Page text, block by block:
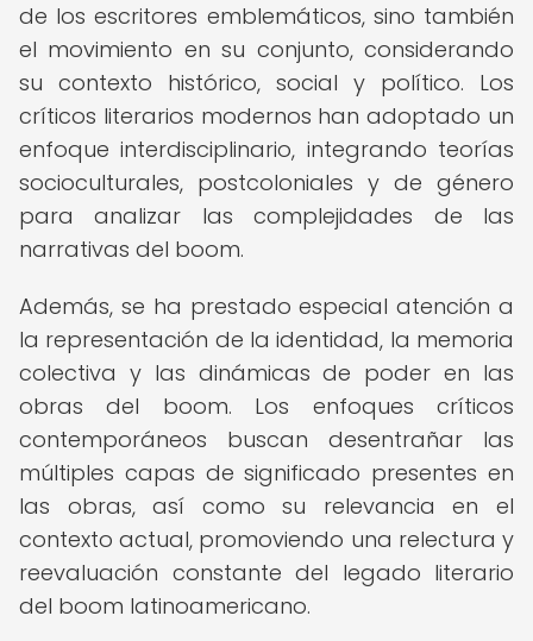
de los escritores emblemáticos, sino también
el movimiento en su conjunto, considerando
su contexto histórico, social y político. Los
críticos literarios modernos han adoptado un
enfoque interdisciplinario, integrando teorías
socioculturales, postcoloniales y de género
para analizar las complejidades de las
narrativas del boom.
Además, se ha prestado especial atención a
la representación de la identidad, la memoria
colectiva y las dinámicas de poder en las
obras del boom. Los enfoques críticos
contemporáneos buscan desentrañar las
múltiples capas de significado presentes en
las obras, así como su relevancia en el
contexto actual, promoviendo una relectura y
reevaluación constante del legado literario
del boom latinoamericano.